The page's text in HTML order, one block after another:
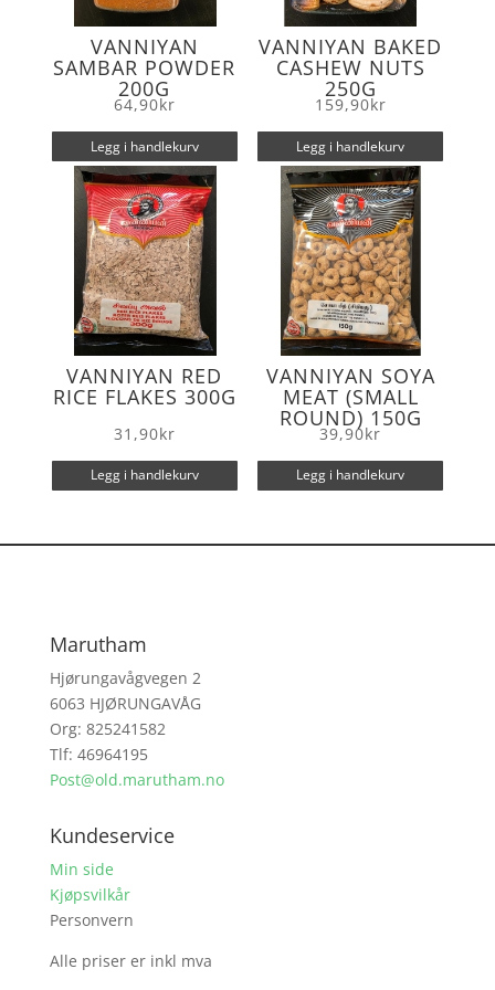
VANNIYAN
SAMBAR POWDER
200G
64,90kr
Legg i handlekurv
VANNIYAN BAKED
CASHEW NUTS
250G
159,90kr
Legg i handlekurv
VANNIYAN RED
RICE FLAKES 300G
31,90kr
Legg i handlekurv
VANNIYAN SOYA
MEAT (SMALL
ROUND) 150G
39,90kr
Legg i handlekurv
Marutham
Hjørungavågvegen 2
6063 HJØRUNGAVÅG
Org: 825241582
Tlf: 46964195
Post@old.marutham.no
Kundeservice
Min side
Kjøpsvilkår
Personvern
Alle priser er inkl mva